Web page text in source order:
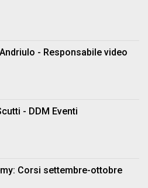
- Responsabile video
- DDM Eventi
Corsi settembre-ottobre